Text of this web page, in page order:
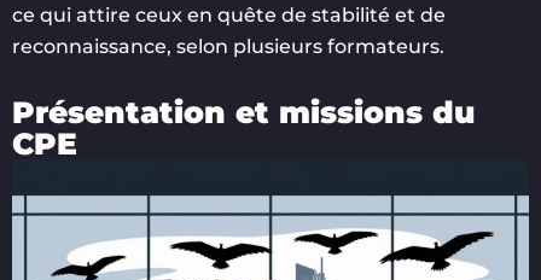
ce qui attire ceux en quête de stabilité et de
reconnaissance, selon plusieurs formateurs.
Présentation et missions du
CPE